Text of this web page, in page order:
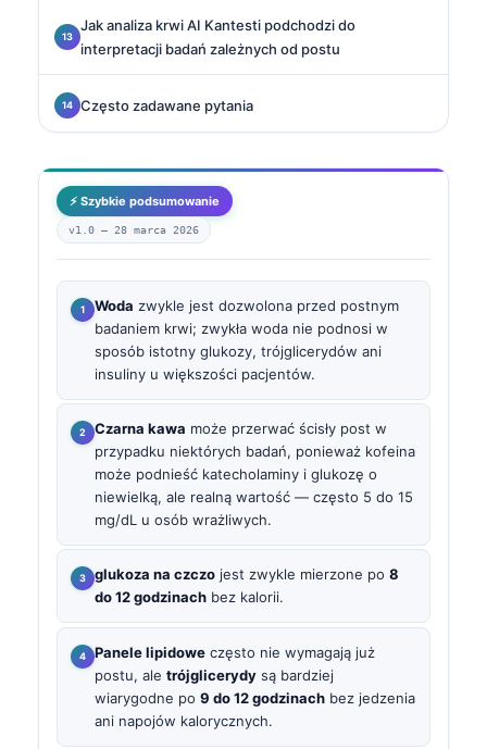
Jak analiza krwi AI Kantesti podchodzi do
interpretacji badań zależnych od postu
Często zadawane pytania
⚡ Szybkie podsumowanie
v1.0 — 28 marca 2026
Woda zwykle jest dozwolona przed postnym
badaniem krwi; zwykła woda nie podnosi w
sposób istotny glukozy, trójglicerydów ani
insuliny u większości pacjentów.
Czarna kawa może przerwać ścisły post w
przypadku niektórych badań, ponieważ kofeina
może podnieść katecholaminy i glukozę o
niewielką, ale realną wartość — często 5 do 15
mg/dL u osób wrażliwych.
glukoza na czczo jest zwykle mierzone po 8
do 12 godzinach bez kalorii.
Panele lipidowe często nie wymagają już
postu, ale trójglicerydy są bardziej
wiarygodne po 9 do 12 godzinach bez jedzenia
ani napojów kalorycznych.